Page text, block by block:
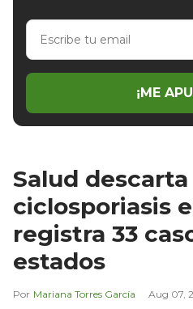
Escribe
email
¡ME
Salud
ciclosporiasis
registra 33
estados
Mariana Torres García Aug 07,